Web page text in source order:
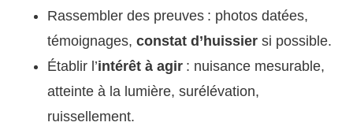
Rassembler des preuves : photos datées,
témoignages, constat d’huissier si possible.
Établir l’intérêt à agir : nuisance mesurable,
atteinte à la lumière, surélévation,
ruissellement.